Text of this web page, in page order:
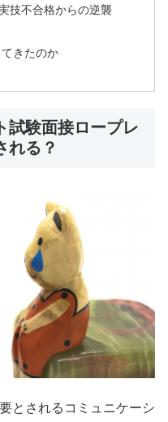
技不合格からの逆襲
きたのか
試験面接ロープレ
れる？
とされるコミュニケーシ